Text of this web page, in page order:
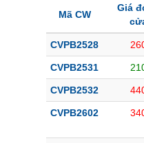
Mã CW
Giá
CVPB2528
CVPB2531
CVPB2532
CVPB2602
Mã chứng khoán(-)
Cổ phiếu Chỉ
Lãnh đạo(-)